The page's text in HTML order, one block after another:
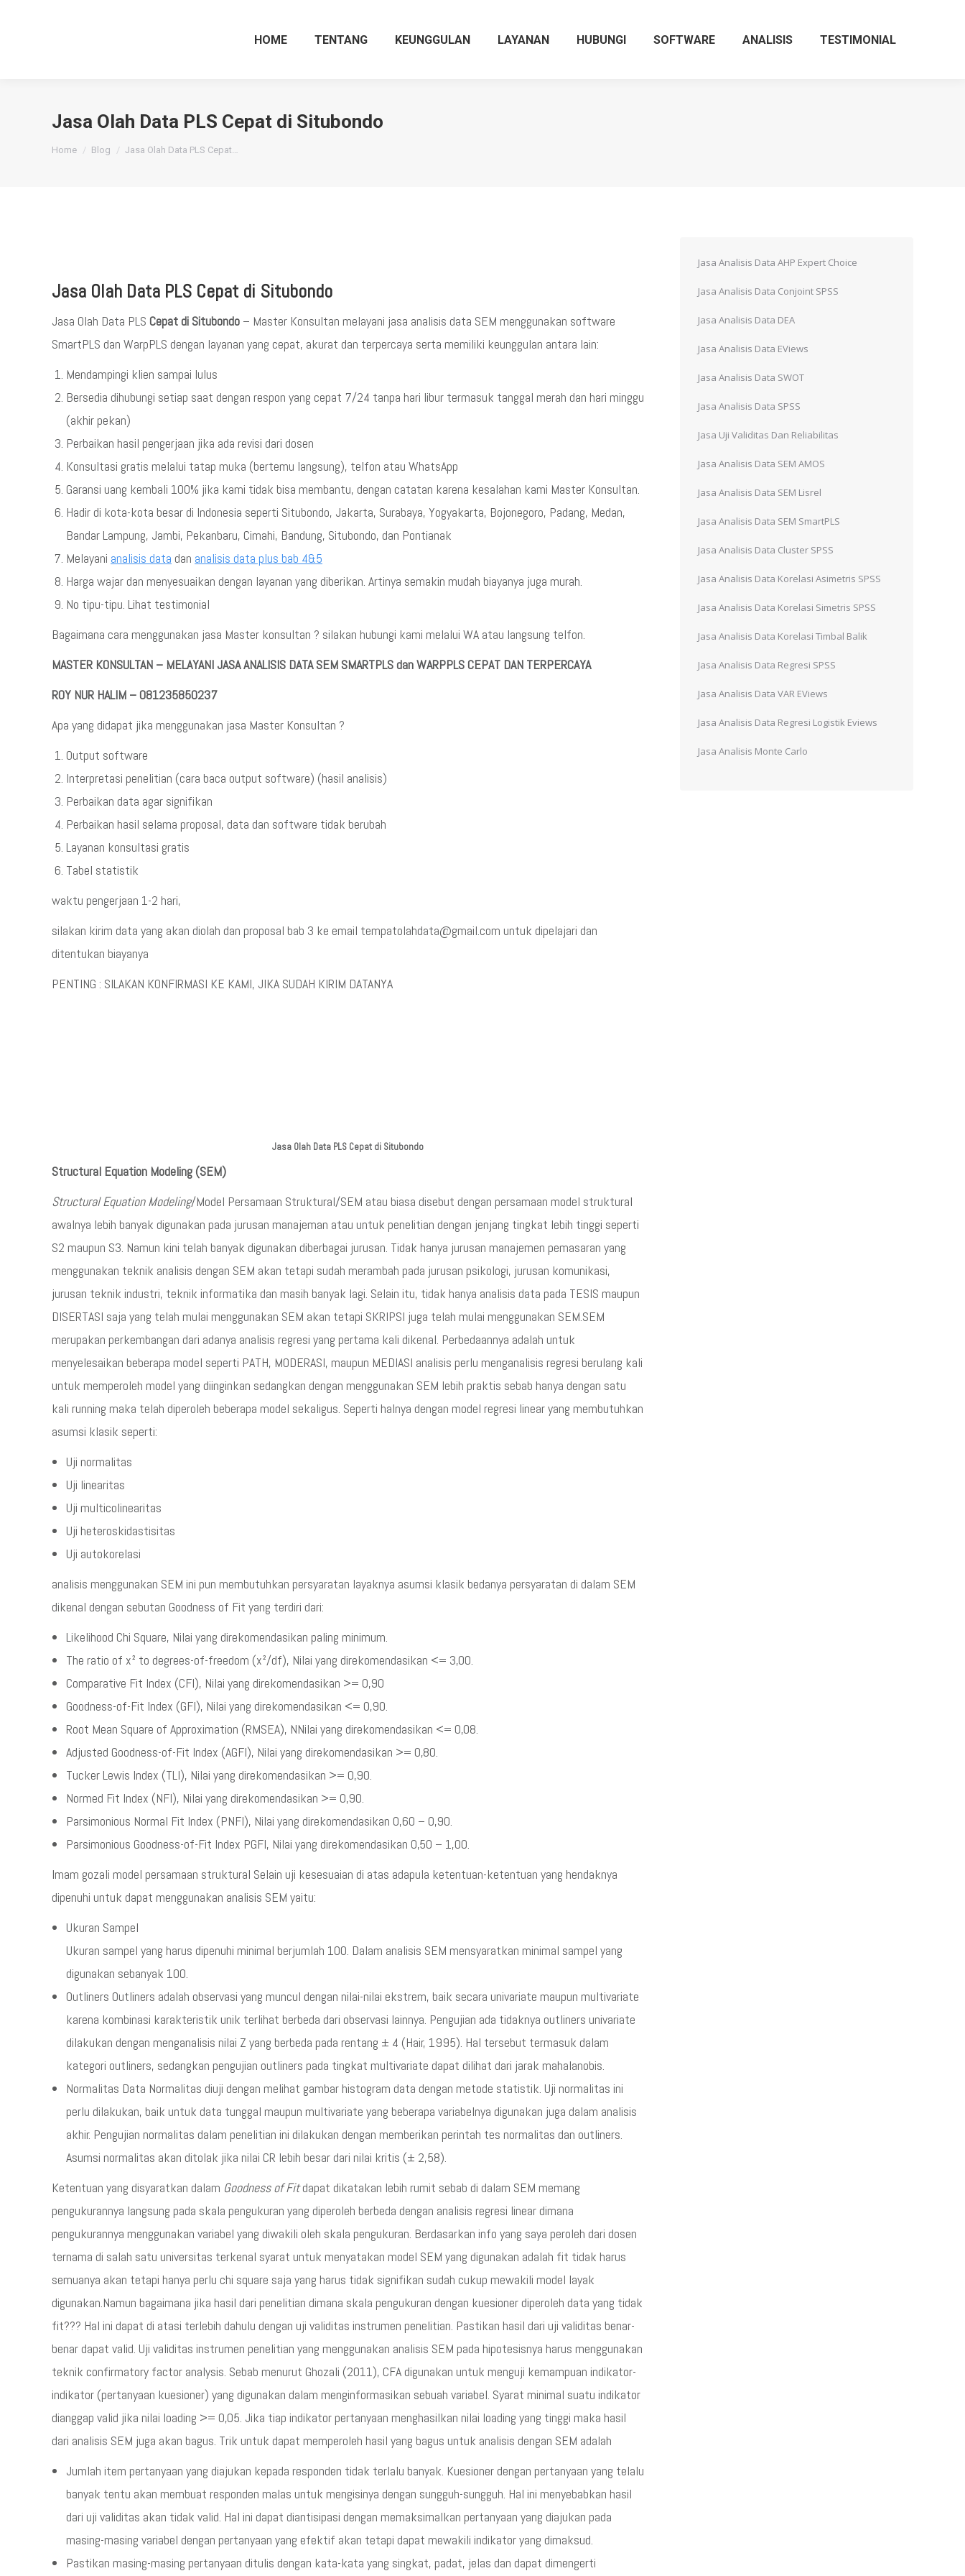
HOME TENTANG KEUNGGULAN LAYANAN HUBUNGI SOFTWARE ANALISIS TESTIMONIAL
Jasa Olah Data PLS Cepat di Situbondo
You are here:
Home Blog Jasa Olah Data PLS Cepat…
Jasa Olah Data PLS Cepat di Situbondo
Jasa Olah Data PLS Cepat di Situbondo – Master Konsultan melayani jasa analisis data SEM menggunakan software
SmartPLS dan WarpPLS dengan layanan yang cepat, akurat dan terpercaya serta memiliki keunggulan antara lain:
Mendampingi klien sampai lulus
Bersedia dihubungi setiap saat dengan respon yang cepat 7/24 tanpa hari libur termasuk tanggal merah dan hari minggu
(akhir pekan)
Perbaikan hasil pengerjaan jika ada revisi dari dosen
Konsultasi gratis melalui tatap muka (bertemu langsung), telfon atau WhatsApp
Garansi uang kembali 100% jika kami tidak bisa membantu, dengan catatan karena kesalahan kami Master Konsultan.
Hadir di kota-kota besar di Indonesia seperti Situbondo, Jakarta, Surabaya, Yogyakarta, Bojonegoro, Padang, Medan,
Bandar Lampung, Jambi, Pekanbaru, Cimahi, Bandung, Situbondo, dan Pontianak
Melayani analisis data dan analisis data plus bab 4&5
Harga wajar dan menyesuaikan dengan layanan yang diberikan. Artinya semakin mudah biayanya juga murah.
No tipu-tipu. Lihat testimonial
Bagaimana cara menggunakan jasa Master konsultan ? silakan hubungi kami melalui WA atau langsung telfon.
MASTER KONSULTAN – MELAYANI JASA ANALISIS DATA SEM SMARTPLS dan WARPPLS CEPAT DAN TERPERCAYA
ROY NUR HALIM – 081235850237
Apa yang didapat jika menggunakan jasa Master Konsultan ?
Output software
Interpretasi penelitian (cara baca output software) (hasil analisis)
Perbaikan data agar signifikan
Perbaikan hasil selama proposal, data dan software tidak berubah
Layanan konsultasi gratis
Tabel statistik
waktu pengerjaan 1-2 hari,
silakan kirim data yang akan diolah dan proposal bab 3 ke email tempatolahdata@gmail.com untuk dipelajari dan
ditentukan biayanya
PENTING : SILAKAN KONFIRMASI KE KAMI, JIKA SUDAH KIRIM DATANYA
Jasa Olah Data PLS Cepat di Situbondo
Structural Equation Modeling (SEM)
Structural Equation Modeling/Model Persamaan Struktural/SEM atau biasa disebut dengan persamaan model struktural
awalnya lebih banyak digunakan pada jurusan manajeman atau untuk penelitian dengan jenjang tingkat lebih tinggi seperti
S2 maupun S3. Namun kini telah banyak digunakan diberbagai jurusan. Tidak hanya jurusan manajemen pemasaran yang
menggunakan teknik analisis dengan SEM akan tetapi sudah merambah pada jurusan psikologi, jurusan komunikasi,
jurusan teknik industri, teknik informatika dan masih banyak lagi. Selain itu, tidak hanya analisis data pada TESIS maupun
DISERTASI saja yang telah mulai menggunakan SEM akan tetapi SKRIPSI juga telah mulai menggunakan SEM.SEM
merupakan perkembangan dari adanya analisis regresi yang pertama kali dikenal. Perbedaannya adalah untuk
menyelesaikan beberapa model seperti PATH, MODERASI, maupun MEDIASI analisis perlu menganalisis regresi berulang kali
untuk memperoleh model yang diinginkan sedangkan dengan menggunakan SEM lebih praktis sebab hanya dengan satu
kali running maka telah diperoleh beberapa model sekaligus. Seperti halnya dengan model regresi linear yang membutuhkan
asumsi klasik seperti:
Uji normalitas
Uji linearitas
Uji multicolinearitas
Uji heteroskidastisitas
Uji autokorelasi
analisis menggunakan SEM ini pun membutuhkan persyaratan layaknya asumsi klasik bedanya persyaratan di dalam SEM
dikenal dengan sebutan Goodness of Fit yang terdiri dari:
Likelihood Chi Square, Nilai yang direkomendasikan paling minimum.
The ratio of x² to degrees-of-freedom (x²/df), Nilai yang direkomendasikan <= 3,00.
Comparative Fit Index (CFI), Nilai yang direkomendasikan >= 0,90
Goodness-of-Fit Index (GFI), Nilai yang direkomendasikan <= 0,90.
Root Mean Square of Approximation (RMSEA), NNilai yang direkomendasikan <= 0,08.
Adjusted Goodness-of-Fit Index (AGFI), Nilai yang direkomendasikan >= 0,80.
Tucker Lewis Index (TLI), Nilai yang direkomendasikan >= 0,90.
Normed Fit Index (NFI), Nilai yang direkomendasikan >= 0,90.
Parsimonious Normal Fit Index (PNFI), Nilai yang direkomendasikan 0,60 – 0,90.
Parsimonious Goodness-of-Fit Index PGFI, Nilai yang direkomendasikan 0,50 – 1,00.
Imam gozali model persamaan struktural Selain uji kesesuaian di atas adapula ketentuan-ketentuan yang hendaknya
dipenuhi untuk dapat menggunakan analisis SEM yaitu:
Ukuran Sampel
Ukuran sampel yang harus dipenuhi minimal berjumlah 100. Dalam analisis SEM mensyaratkan minimal sampel yang
digunakan sebanyak 100.
Outliners Outliners adalah observasi yang muncul dengan nilai-nilai ekstrem, baik secara univariate maupun multivariate
karena kombinasi karakteristik unik terlihat berbeda dari observasi lainnya. Pengujian ada tidaknya outliners univariate
dilakukan dengan menganalisis nilai Z yang berbeda pada rentang ± 4 (Hair, 1995). Hal tersebut termasuk dalam
kategori outliners, sedangkan pengujian outliners pada tingkat multivariate dapat dilihat dari jarak mahalanobis.
Normalitas Data Normalitas diuji dengan melihat gambar histogram data dengan metode statistik. Uji normalitas ini
perlu dilakukan, baik untuk data tunggal maupun multivariate yang beberapa variabelnya digunakan juga dalam analisis
akhir. Pengujian normalitas dalam penelitian ini dilakukan dengan memberikan perintah tes normalitas dan outliners.
Asumsi normalitas akan ditolak jika nilai CR lebih besar dari nilai kritis (± 2,58).
Ketentuan yang disyaratkan dalam Goodness of Fitdapat dikatakan lebih rumit sebab di dalam SEM memang
pengukurannya langsung pada skala pengukuran yang diperoleh berbeda dengan analisis regresi linear dimana
pengukurannya menggunakan variabel yang diwakili oleh skala pengukuran. Berdasarkan info yang saya peroleh dari dosen
ternama di salah satu universitas terkenal syarat untuk menyatakan model SEM yang digunakan adalah fit tidak harus
semuanya akan tetapi hanya perlu chi square saja yang harus tidak signifikan sudah cukup mewakili model layak
digunakan.Namun bagaimana jika hasil dari penelitian dimana skala pengukuran dengan kuesioner diperoleh data yang tidak
fit??? Hal ini dapat di atasi terlebih dahulu dengan uji validitas instrumen penelitian. Pastikan hasil dari uji validitas benar-
benar dapat valid. Uji validitas instrumen penelitian yang menggunakan analisis SEM pada hipotesisnya harus menggunakan
teknik confirmatory factor analysis. Sebab menurut Ghozali (2011), CFA digunakan untuk menguji kemampuan indikator-
indikator (pertanyaan kuesioner) yang digunakan dalam menginformasikan sebuah variabel. Syarat minimal suatu indikator
dianggap valid jika nilai loading >= 0,05. Jika tiap indikator pertanyaan menghasilkan nilai loading yang tinggi maka hasil
dari analisis SEM juga akan bagus. Trik untuk dapat memperoleh hasil yang bagus untuk analisis dengan SEM adalah
Jumlah item pertanyaan yang diajukan kepada responden tidak terlalu banyak. Kuesioner dengan pertanyaan yang telalu
banyak tentu akan membuat responden malas untuk mengisinya dengan sungguh-sungguh. Hal ini menyebabkan hasil
dari uji validitas akan tidak valid. Hal ini dapat diantisipasi dengan memaksimalkan pertanyaan yang diajukan pada
masing-masing variabel dengan pertanyaan yang efektif akan tetapi dapat mewakili indikator yang dimaksud.
Pastikan masing-masing pertanyaan ditulis dengan kata-kata yang singkat, padat, jelas dan dapat dimengerti
Jasa Analisis Data AHP Expert Choice
Jasa Analisis Data Conjoint SPSS
Jasa Analisis Data DEA
Jasa Analisis Data EViews
Jasa Analisis Data SWOT
Jasa Analisis Data SPSS
Jasa Uji Validitas Dan Reliabilitas
Jasa Analisis Data SEM AMOS
Jasa Analisis Data SEM Lisrel
Jasa Analisis Data SEM SmartPLS
Jasa Analisis Data Cluster SPSS
Jasa Analisis Data Korelasi Asimetris SPSS
Jasa Analisis Data Korelasi Simetris SPSS
Jasa Analisis Data Korelasi Timbal Balik
Jasa Analisis Data Regresi SPSS
Jasa Analisis Data VAR EViews
Jasa Analisis Data Regresi Logistik Eviews
Jasa Analisis Monte Carlo